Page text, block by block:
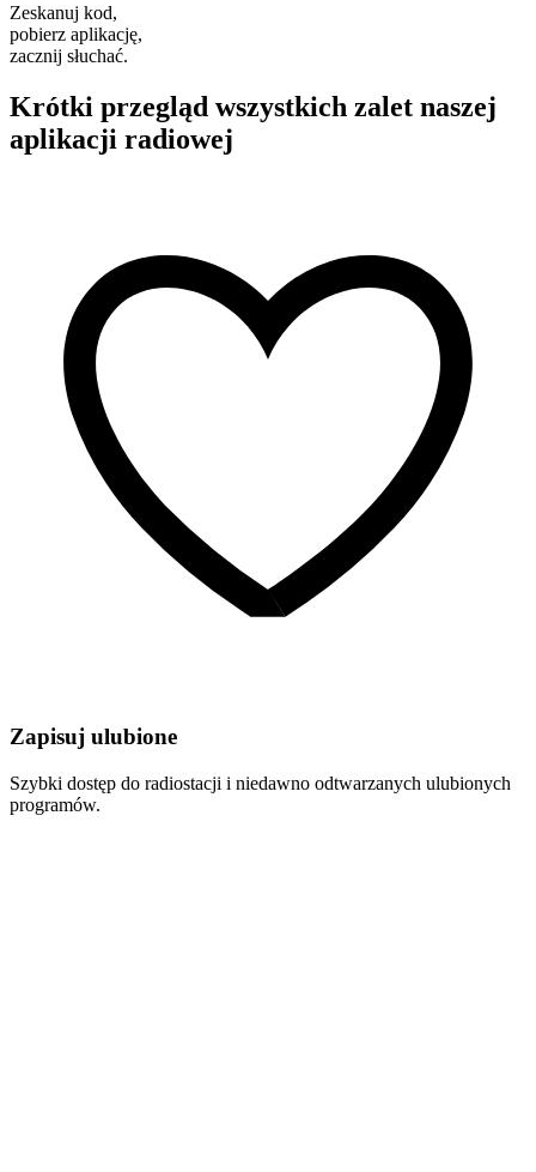
Zeskanuj kod,
pobierz aplikację,
zacznij słuchać.
Krótki przegląd wszystkich zalet naszej
aplikacji radiowej
Zapisuj ulubione
Szybki dostęp do radiostacji i niedawno odtwarzanych ulubionych
programów.